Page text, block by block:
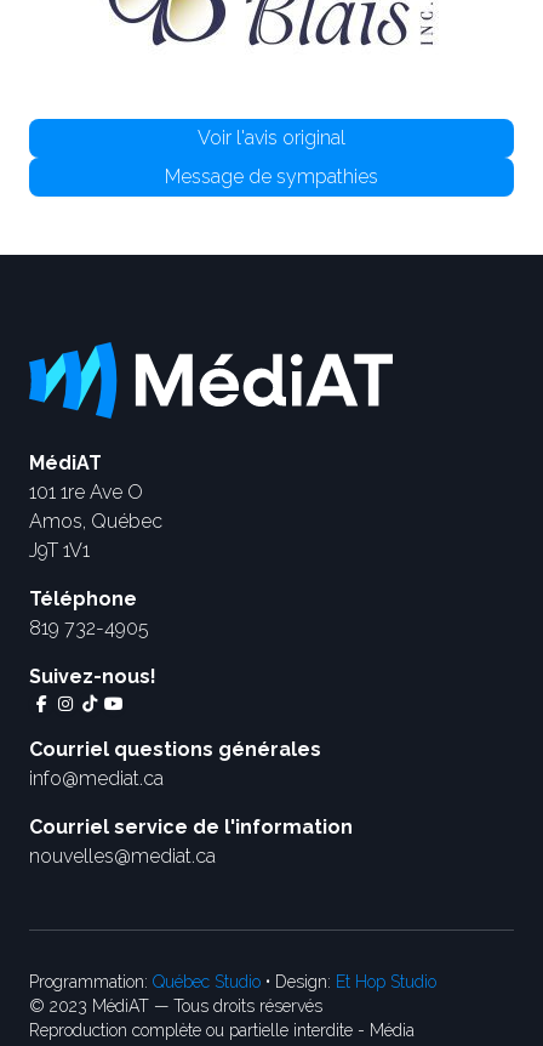
Voir l'avis original
Message de sympathies
MédiAT
101 1re Ave O
Amos, Québec
J9T 1V1
Téléphone
819 732-4905
Suivez-nous!
Courriel questions générales
info@mediat.ca
Courriel service de l'information
nouvelles@mediat.ca
Programmation: Québec Studio • Design: Et Hop Studio
© 2023 MédiAT — Tous droits réservés
Reproduction complète ou partielle interdite - Média